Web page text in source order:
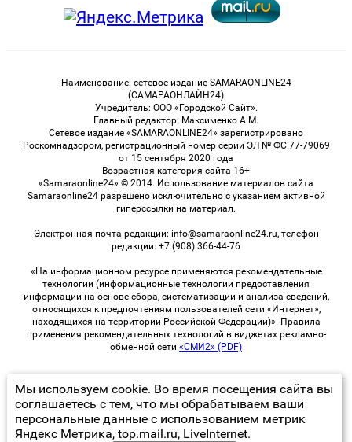
Наименование: сетевое издание SAMARAONLINE24
(САМАРАОНЛАЙН24)
Учредитель: ООО «Городской Сайт».
Главный редактор: Максименко А.М.
Сетевое издание «SAMARAONLINE24» зарегистрировано
Роскомнадзором, регистрационный номер серии ЭЛ № ФС 77-79069
от 15 сентября 2020 года
Возрастная категория сайта 16+
«Samaraonline24» © 2014. Использование материалов сайта
Samaraonline24 разрешено исключительно с указанием активной
гиперссылки на материал.
Электронная почта редакции: info@samaraonline24.ru, телефон
редакции: +7 (908) 366-44-76
«На информационном ресурсе применяются рекомендательные
технологии (информационные технологии предоставления
информации на основе сбора, систематизации и анализа сведений,
относящихся к предпочтениям пользователей сети «Интернет»,
находящихся на территории Российской Федерации)». Правила
применения рекомендательных технологий в виджетах рекламно-
обменной сети «СМИ2» (PDF)
© 2026 «samaraOnline24» | Все права защищены
Возрастная категория сайта 16+
Политика конфиденциальности
Мы используем cookie. Во время посещения сайта вы
соглашаетесь с тем, что мы обрабатываем ваши
персональные данные с использованием метрик
Яндекс Метрика, top.mail.ru, LiveInternet.